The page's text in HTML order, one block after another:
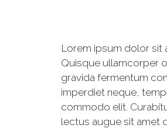
Lorem ipsum dolor sit
Quisque ullamcorper
gravida fermentum
imperdiet neque,
commodo elit.
lectus augue sit amet